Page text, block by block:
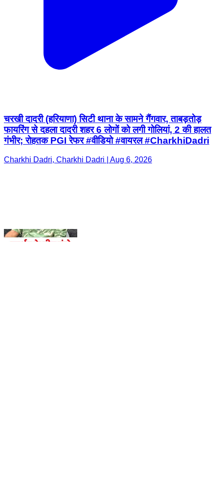
चरखी दादरी (हरियाणा) सिटी थाना के सामने गैंगवार, ताबड़तोड़
फायरिंग से दहला दादरी शहर 6 लोगों को लगी गोलियां, 2 की हालत